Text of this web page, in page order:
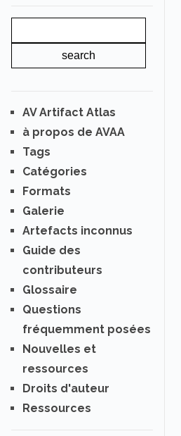
AV Artifact Atlas
à propos de AVAA
Tags
Catégories
Formats
Galerie
Artefacts inconnus
Guide des
contributeurs
Glossaire
Questions
fréquemment posées
Nouvelles et
ressources
Droits d'auteur
Ressources